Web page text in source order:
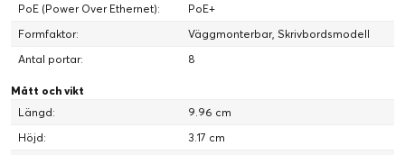
PoE (Power Over Ethernet):
PoE+
Formfaktor:
Väggmonterbar, Skrivbordsmodell
Antal portar:
8
Mått och vikt
Längd:
9.96 cm
Höjd:
3.17 cm